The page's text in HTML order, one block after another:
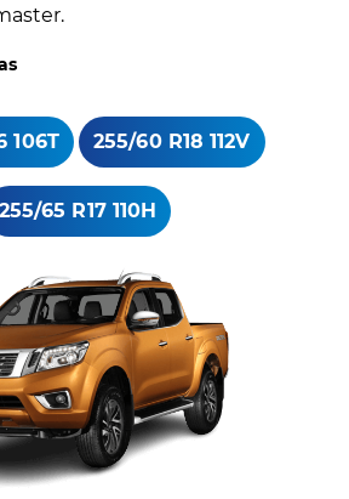
106T 255/60 R18 112V
255/65 R17 110H